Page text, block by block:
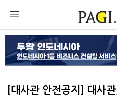
[대사관 안전공지] 대사